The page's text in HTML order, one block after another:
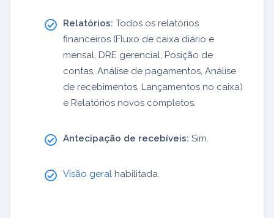
Relatórios: Todos os relatórios
financeiros (Fluxo de caixa diário e
mensal, DRE gerencial, Posição de
contas, Análise de pagamentos, Análise
de recebimentos, Lançamentos no caixa)
e Relatórios novos completos.
Antecipação de recebíveis: Sim.
Visão geral habilitada.